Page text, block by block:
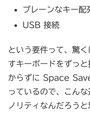
プレーンなキー配
USB 接続
という要件って、驚
すキーボードをずっ
からずに Space
っているので、こん
ノリティなんだろう